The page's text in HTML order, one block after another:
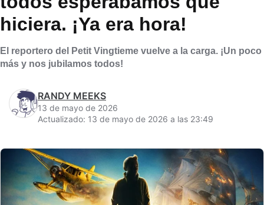
hiciera. ¡Ya era hora!
El reportero del Petit Vingtieme vuelve a la carga. ¡Un poco
más y nos jubilamos todos!
RANDY MEEKS
13 de mayo de 2026
Actualizado: 13 de mayo de 2026 a las 23:49